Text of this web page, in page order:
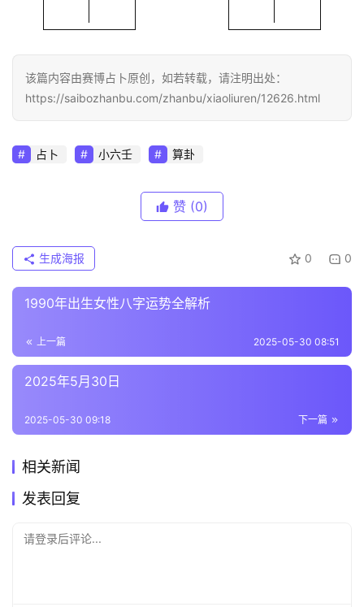
该篇内容由赛博占卜原创，如若转载，请注明出处：
https://saibozhanbu.com/zhanbu/xiaoliuren/12626.html
占卜 小六壬 算卦
赞 (0)
0 0
生成海报
1990年出生女性八字运势全解析
上一篇 2025-05-30 08:51
2025年5月30日
下一篇
2025-05-30 09:18
相关新闻
发表回复
请登录后评论...